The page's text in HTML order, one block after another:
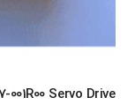
001R00 Servo Drive